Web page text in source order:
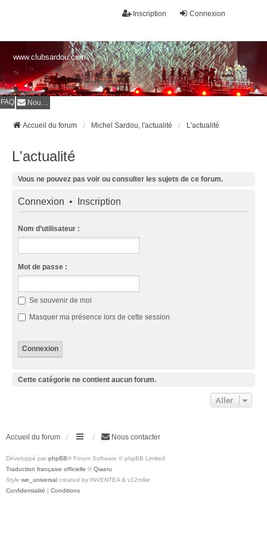
Connexion
Inscription
www.clubsardou.com
FAQ Nous contacter
Accueil du forum Michel Sardou, l'actualité L'actualité
L'actualité
Vous ne pouvez pas voir ou consulter les sujets de ce forum.
Connexion • Inscription
Nom d’utilisateur :
Mot de passe :
Se souvenir de moi
Masquer ma présence lors de cette session
Cette catégorie ne contient aucun forum.
Aller
Accueil du forum Nous contacter
Développé par phpBB® Forum Software © phpBB Limited
Traduction française officielle © Qiaeru
Style we_universal created by INVENTEA & v12mike
Confidentialité | Conditions